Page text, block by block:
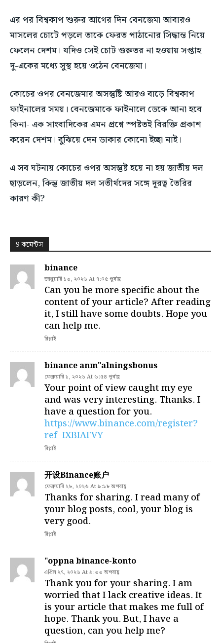
এর পর বিশ্বকাপ শুরুর আগের দিন বেনজেমা আবারও
মাসলের চোটে পড়লে তাকে ফেরত পাঠানোর সিদ্ধান্ত নিয়ে
ফেলেন দেশম। যদিও সেই চোট গুরুতর না হওয়ায় সপ্তাহ
দু-একের মধ্যে সুস্থ হয়ে ওঠেন বেনজেমা।
কোচের ওপর বেনজেমার অসন্তুষ্টি আরও বাড়ে বিশ্বকাপ
ফাইনালের সময়। বেনজেমাকে ফাইনালে ডেকে আনা হবে
কিনা- এক সাংবাদিকের এমন প্রশ্নে স্পষ্টতই বিরক্তি প্রকাশ
করেন দেশম। বুঝিয়ে দেন ডাকার কোনো ইচ্ছা নাই।
এ সব ঘটনায় কোচের ওপর অসন্তুষ্ট হয়ে না হয় জাতীয় দল
ছাড়লেন, কিন্তু জাতীয় দল সতীর্থদের সঙ্গে দূরত্ব তৈরির
কারণ কী?
9 কমেন্টস
binance
জানুয়ারি ১৩, ২০২৬ At ৭:০৫ পূর্বাহ্ণ
Can you be more specific about the
content of your article? After reading
it, I still have some doubts. Hope you
can help me.
রিপ্লাই
binance anm"alningsbonus
ফেব্রুয়ারি ১, ২০২৬ At ৬:৫৪ পূর্বাহ্ণ
Your point of view caught my eye
and was very interesting. Thanks. I
have a question for you.
https://www.binance.com/register?
ref=IXBIAFVY
রিপ্লাই
开设Binance账户
ফেব্রুয়ারি ২৮, ২০২৬ At ৯:১৮ অপরাহ্ণ
Thanks for sharing. I read many of
your blog posts, cool, your blog is
very good.
রিপ্লাই
"oppna binance-konto
এপ্রিল ২৭, ২০২৬ At ৯:৩৩ অপরাহ্ণ
Thank you for your sharing. I am
worried that I lack creative ideas. It
is your article that makes me full of
hope. Thank you. But, I have a
question, can you help me?